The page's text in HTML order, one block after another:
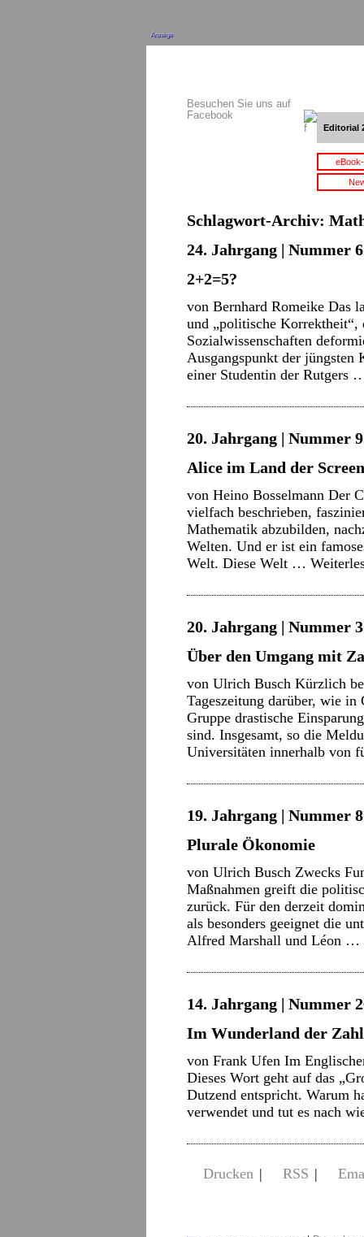
Anzeige
Besuchen Sie uns auf
Facebook
Editorial
Schlagwort-Archiv:
24. Jahrgang | Nummer
2+2=5?
von Bernhard Romeike Das
und „politische Korrektheit“,
Sozialwissenschaften
Ausgangspunkt der
einer Studentin der Rutgers
20. Jahrgang | Nummer
Alice im Land der
von Heino Bosselmann Der
vielfach beschrieben,
Mathematik abzubilden,
Welten. Und er ist ein
Welt. Diese Welt …
20. Jahrgang | Nummer
Über den Umgang mit
von Ulrich Busch Kürzlich
Tageszeitung darüber, wie
Gruppe drastische
sind. Insgesamt, so die
Universitäten innerhalb von
19. Jahrgang | Nummer
Plurale Ökonomie
von Ulrich Busch Zwecks
Maßnahmen greift die
zurück. Für den derzeit
als besonders geeignet die
Alfred Marshall und Léon …
14. Jahrgang | Nummer
Im Wunderland der
von Frank Ufen Im
Dieses Wort geht auf das
Dutzend entspricht. Warum
verwendet und tut es nach
Drucken | RSS |